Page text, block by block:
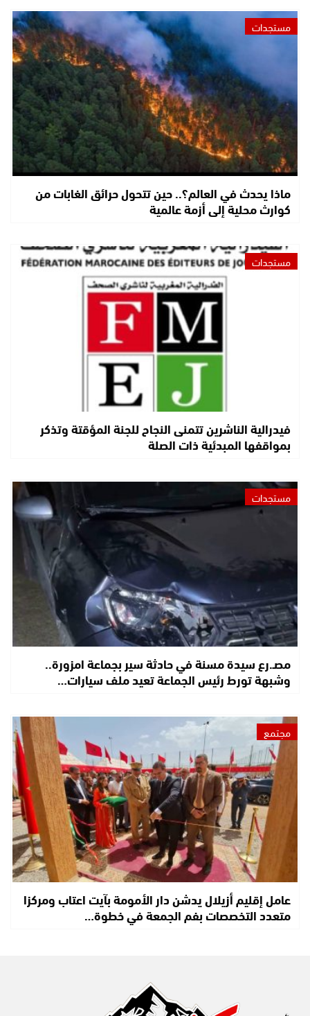
مستجدات
ماذا يحدث في العالم؟.. حين تتحول حرائق الغابات من
كوارث محلية إلى أزمة عالمية
مستجدات
فيدرالية الناشرين تتمنى النجاح للجنة المؤقتة وتذكر
بمواقفها المبدئية ذات الصلة
مستجدات
مصـ.رع سيدة مسنة في حادثة سير بجماعة امزورة..
وشبهة تورط رئيس الجماعة تعيد ملف سيارات…
مجتمع
عامل إقليم أزيلال يدشن دار الأمومة بآيت اعتاب ومركزا
متعدد التخصصات بفم الجمعة في خطوة…